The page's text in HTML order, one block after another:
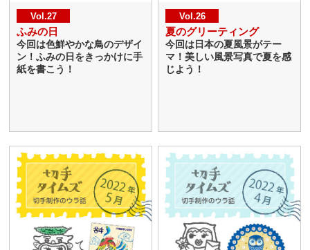
Vol.27
ふみの日
今回は色鮮やかな鳥のデザイ
ン！ふみの日をきっかけに手
紙を書こう！
Vol.26
夏のグリーティング
今回は日本の夏風景がテー
マ！美しい風景写真で夏を感
じよう！